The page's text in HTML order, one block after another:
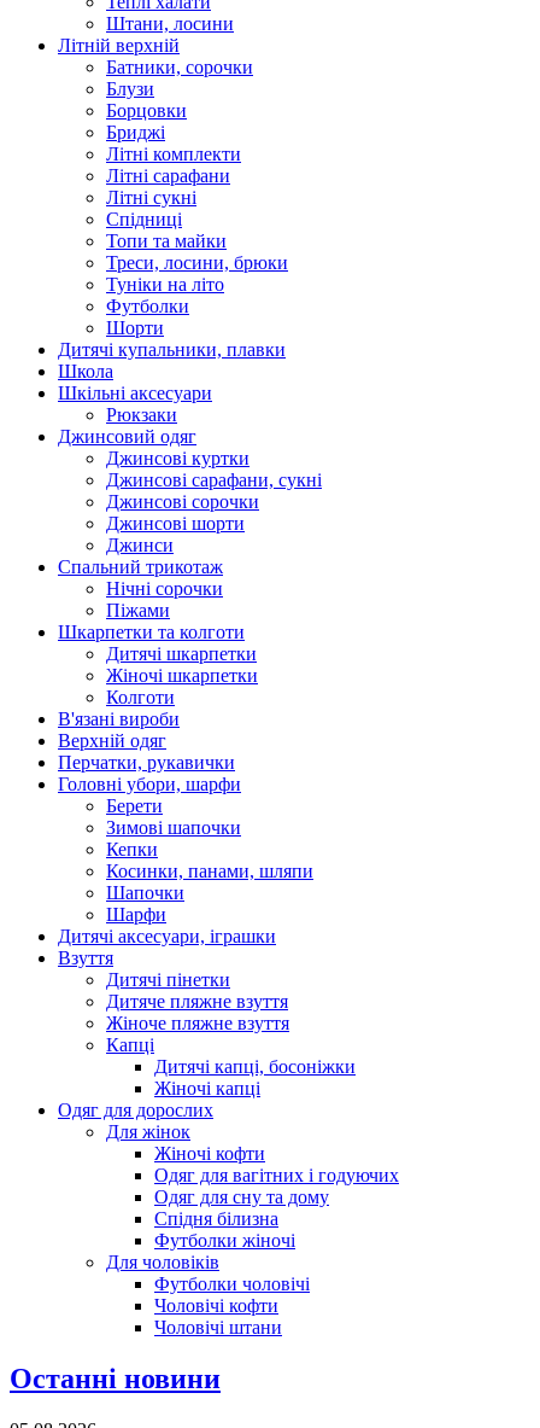
Штани, лосини
Літній верхній
Батники, сорочки
Блузи
Борцовки
Бриджі
Літні комплекти
Літні сарафани
Літні сукні
Спідниці
Топи та майки
Треси, лосини, брюки
Туніки на літо
Футболки
Шорти
Дитячі купальники, плавки
Школа
Шкільні аксесуари
Рюкзаки
Джинсовий одяг
Джинсові куртки
Джинсові сарафани, сукні
Джинсові сорочки
Джинсові шорти
Джинси
Спальний трикотаж
Нічні сорочки
Піжами
Шкарпетки та колготи
Дитячі шкарпетки
Жіночі шкарпетки
Колготи
В'язані вироби
Верхній одяг
Перчатки, рукавички
Головні убори, шарфи
Берети
Зимові шапочки
Кепки
Косинки, панами, шляпи
Шапочки
Шарфи
Дитячі аксесуари, іграшки
Взуття
Дитячі пінетки
Дитяче пляжне взуття
Жіноче пляжне взуття
Капці
Дитячі капці, босоніжки
Жіночі капці
Одяг для дорослих
Для жінок
Жіночі кофти
Одяг для вагітних і годуючих
Одяг для сну та дому
Спідня білизна
Футболки жіночі
Для чоловіків
Футболки чоловічі
Чоловічі кофти
Чоловічі штани
Останні новини